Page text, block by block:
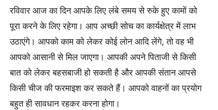
रविवार आज का दिन आपके लिए लंबे समय से रुके हुए कामों को
पूरा करने के लिए रहेगा। आप अच्छी सोच का कार्यक्षेत्र में लाभ
उठाएंगे। आपको काम को लेकर कोई लोन आदि लेंगे, तो वह भी
आपको आसानी से मिल जाएगा। आपकी अपने पिताजी से किसी
बात को लेकर बहसबाजी हो सकती है और आपकी संतान आपसे
किसी चीज की फरमाइश कर सकते हैं। आपको वाहनों का प्रयोग
बहुत ही सावधान रहकर करना होगा।